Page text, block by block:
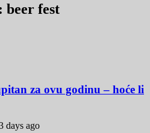
beer fest
za ovu godinu – hoće li
days ago